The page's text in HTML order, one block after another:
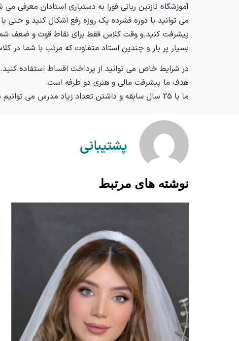
آموزشگاه نازنین ربانی فورا به دستیاری استادان
می توانید با دوره فشرده یک روزه رفع اشکال کنید و حتی
پیشرفت کنید.و وقت کلاس فقط برای نقاط قوت و ضعف
بسیار پر بار و چندین استاد متفاوت که مرتب با شما در
در شرایط خاص می توانید از پرداخت اقساط استفاده کنید.
هدف ما پیشرفت مالی و هنری دو طرفه است.
ما با 25 سال سابقه و داشتن تعداد زیاد مدرس می توانیم شما را وارد بازار کار کنیم.
پشتیبانی
نوشته های مرتبط